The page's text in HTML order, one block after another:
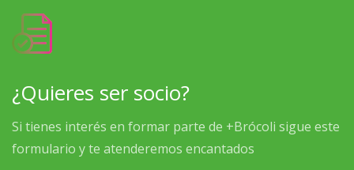
¿Quieres ser socio?
Si tienes interés en formar parte de +Brócoli sigue este
formulario y te atenderemos encantados